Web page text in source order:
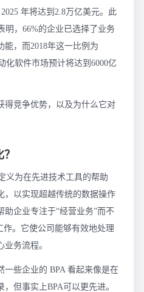
年将达到2.8万亿美元。此
明，66%的企业已选择了业务
，而2018年这一比例为
化软件市场预计将达到6000亿
得竞争优势，以及为什么它对
义为在先进技术工具的帮助
，以实现超越传统的数据操作
企业专注于“经营业务”而不
作。它使公司能够有效地处理
务流程。
一些企业的 BPA 看起来像是在
但事实上BPA可以更先进。